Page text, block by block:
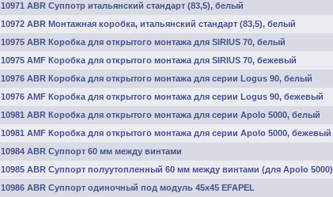
10971 ABR Суппотр итальянский стандарт (83,5), белый
10972 ABR Монтажная коробка, итальянский стандарт (83,5), белый
10975 ABR Коробка для открытого монтажа для SIRIUS 70, белый
10975 AMF Коробка для открытого монтажа для SIRIUS 70, бежевый
10976 ABR Коробка для открытого монтажа для серии Logus 90, белый
10976 AMF Коробка для открытого монтажа для серии Logus 90, бежевый
10981 ABR Коробка для открытого монтажа для серии Apolo 5000, белый
10981 AMF Коробка для открытого монтажа для серии Apolo 5000, бежевый
10984 ABR Суппорт 60 мм между винтами
10985 ABR Суппорт полуутопленный 60 мм между винтами (для Apolo 5000)
10986 ABR Суппорт одиночный под модуль 45х45 EFAPEL